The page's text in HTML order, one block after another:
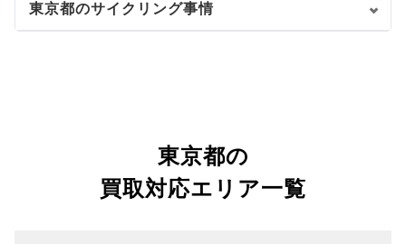
東京都のサイクリング事情
東京都の
買取対応エリア一覧